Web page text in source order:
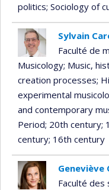
politics; Sociology of
Sylvain
Faculté de
Musicology; Music,
creation processes;
experimental
and contemporary
Period; 20th century;
century; 16th century
Faculté des